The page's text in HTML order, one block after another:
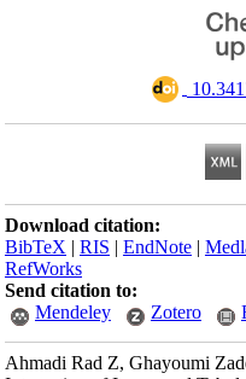
Download citation:
BibTeX |RIS |EndNote |
RefWorks
Send citation to:
Mendeley
Zotero
Ahmadi Rad Z, Ghayoumi